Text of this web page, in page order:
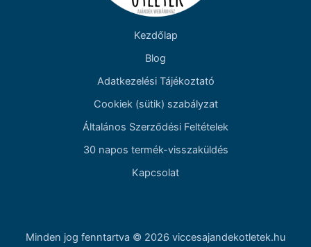
Kezdőlap
Blog
Adatkezelési Tájékoztató
Cookiek (sütik) szabályzat
Általános Szerződési Feltételek
30 napos termék-visszaküldés
Kapcsolat
Minden jog fenntartva © 2026 viccesajandekotletek.hu